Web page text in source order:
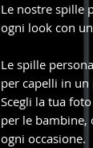
Le nostre spille
ogni look con
Le spille
per capelli in
Scegli la tua
per le bambine,
ogni occasione.